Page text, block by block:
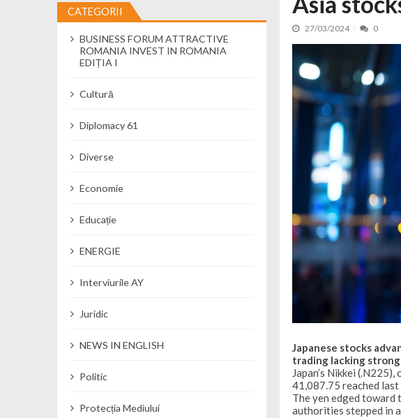
Cseke Attila: Am creat, până în prezent, peste 5.000 de
Încă o creșă modernă pentru Alba: 40 de locuri noi la
Ministerul Mediului derulează dezbaterea publică pentru
Percheziții și flagrant în Neamț: canabis descoperit într-un
Ministerul Apărării Naționale participă la efortul național
Dobânzi de pânã la 7,50% la ediția FIDELIS din luna august
MMAP pune în consultare publică proiectul Catalogului
27/03/2024 0
Japanese stocks
trading lacking
Japan’s Nikkei
41,087.75 reached last
The yen edged toward
authorities stepped in
CATEGORII
BUSINESS FORUM ATTRACTIVE
ROMANIA INVEST IN ROMANIA
EDIȚIA I
Cultură
Diplomacy 61
Diverse
Economie
Educație
ENERGIE
Interviurile AY
Juridic
NEWS IN ENGLISH
Politic
Protecția Mediului